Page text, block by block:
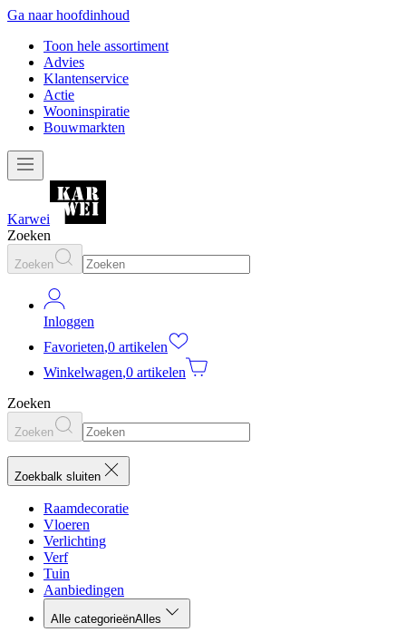
Ga naar hoofdinhoud
Toon hele assortiment
Advies
Klantenservice
Actie
Wooninspiratie
Bouwmarkten
Karwei
Zoeken
Zoeken
Inloggen
Favorieten,0 artikelen
Winkelwagen,0 artikelen
Zoeken
Zoeken
Zoekbalk sluiten
Raamdecoratie
Vloeren
Verlichting
Verf
Tuin
Aanbiedingen
Alle categorieënAlles